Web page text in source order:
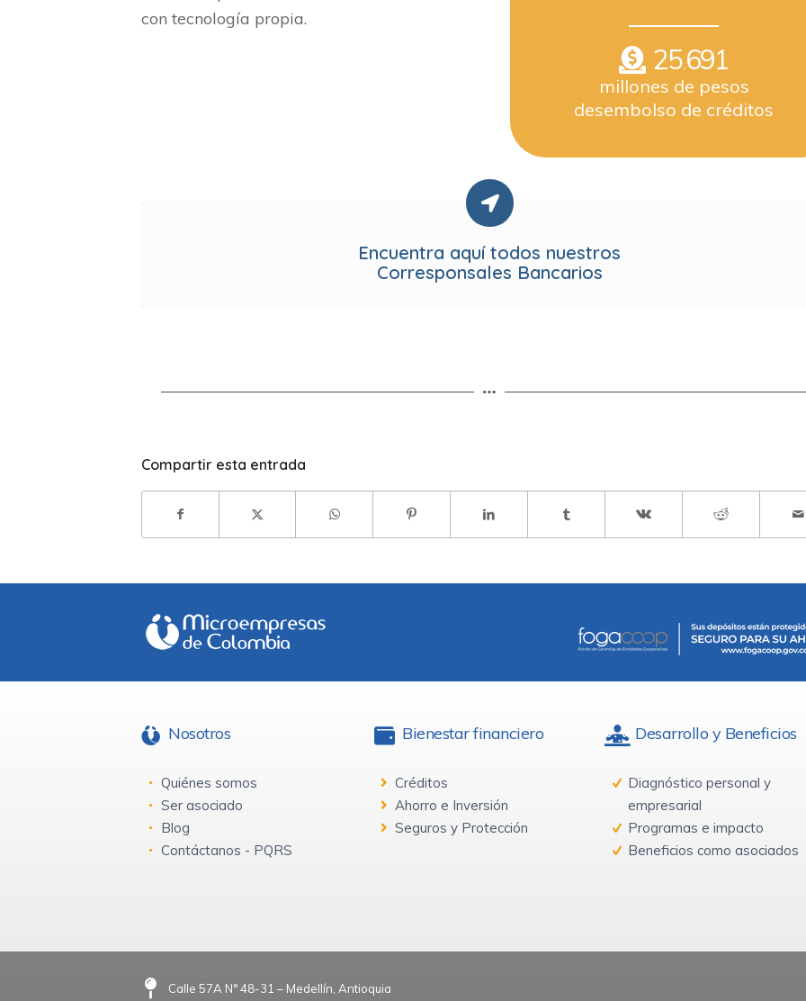
con tecnología propia.
25.691
millones de pesos
desembolso de créditos
Encuentra aquí todos nuestros
Corresponsales Bancarios
Compartir esta entrada
Nosotros
Quiénes somos
Ser asociado
Blog
Contáctanos - PQRS
Bienestar financiero
Créditos
Ahorro e Inversión
Seguros y Protección
Desarrollo y Beneficios
Diagnóstico personal y
empresarial
Programas e impacto
Beneficios como asociados
Calle 57A N° 48-31 – Medellín, Antioquia